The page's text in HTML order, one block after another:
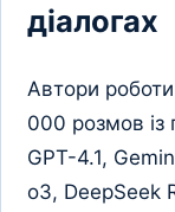
діалогах
Автори
000 розмов із
GPT-4.1,
o3, DeepSeek